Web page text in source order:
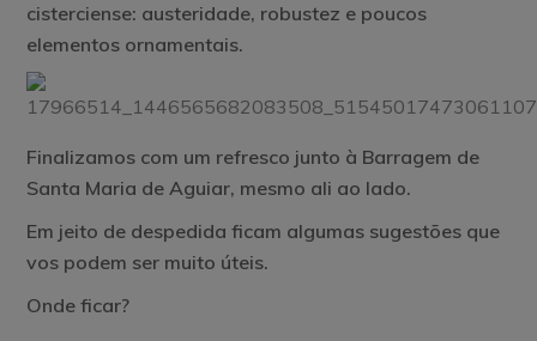
cisterciense: austeridade, robustez e poucos
elementos ornamentais.
Finalizamos com um refresco junto à Barragem de
Santa Maria de Aguiar, mesmo ali ao lado.
Em jeito de despedida ficam algumas sugestões que
vos podem ser muito úteis.
Onde ficar?